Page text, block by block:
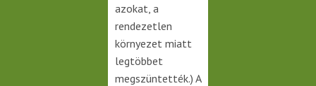
azokat, a
rendezetlen
környezet miatt
legtöbbet
megszüntették.) A